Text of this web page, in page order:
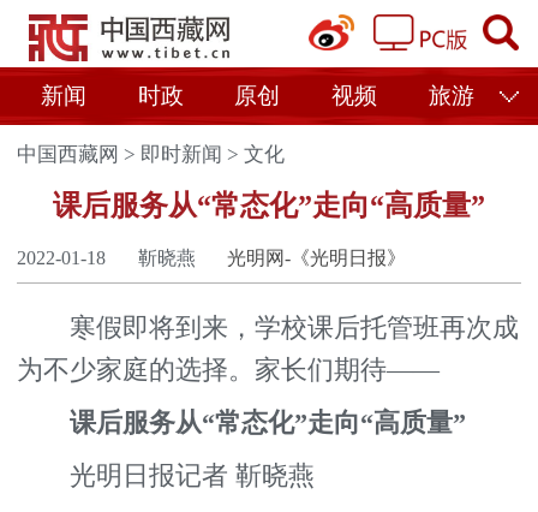
新闻 时政 原创 视频 旅游
中国西藏网 > 即时新闻 >文化
课后服务从“常态化”走向“高质量”
2022-01-18 靳晓燕 光明网-《光明日报》
寒假即将到来，学校课后托管班再次成
为不少家庭的选择。家长们期待——
课后服务从“常态化”走向“高质量”
光明日报记者 靳晓燕